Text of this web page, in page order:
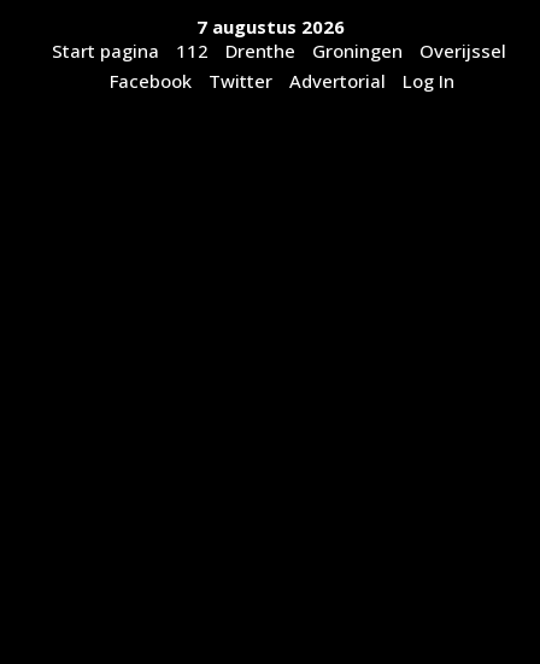
7 augustus 2026
Start pagina
112 Drenthe Groningen
Overijssel
Facebook
Twitter Advertorial Log In